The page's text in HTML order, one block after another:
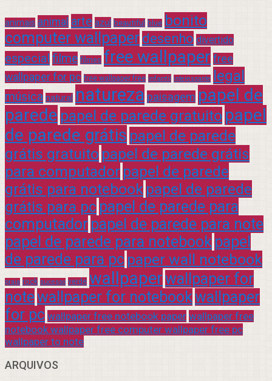
animais animal arte azul beautiful blue bonito
computer wallpaper desenho divertido
especial filme filmes free wallpaper free
wallpaper for pc free wallpaper free infantil interessante legal
música natural natureza paisagem papel de
parede papel de parede gratuito papel
de parede grátis papel de parede
grátis gratuito papel de parede grátis
para computador papel de parede
grátis para notebook papel de parede
grátis para pc papel de parede para
computador papel de parede para note
papel de parede para notebook papel
de parede para pc paper wall notebook
praia rock sucesso verde wallpaperwallpaper for
notewallpaper for notebookwallpaper
for pc wallpaper free notebook paper wallpaper free
notebook wallpaper free computer wallpaper free pc
wallpaper to note
ARQUIVOS